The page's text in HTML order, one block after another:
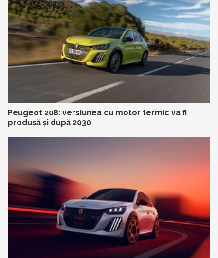
Peugeot 208: versiunea cu motor termic va fi
produsă și după 2030